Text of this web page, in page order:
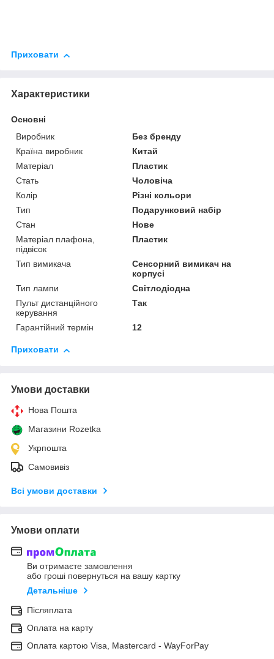
Приховати
Характеристики
Основні
Виробник
Без бренду
Країна виробник
Китай
Матеріал
Пластик
Стать
Чоловіча
Колір
Різні кольори
Тип
Подарунковий набір
Стан
Нове
Матеріал плафона,
підвісок
Пластик
Тип вимикача
Сенсорний вимикач на
корпусі
Тип лампи
Світлодіодна
Пульт дистанційного
керування
Так
Гарантійний термін 12
Приховати
Умови доставки
Нова Пошта
Магазини Rozetka
Укрпошта
Самовивіз
Всі умови доставки
Умови оплати
Ви отримаєте замовлення
або гроші повернуться на вашу картку
Детальніше
Післяплата
Оплата на карту
Оплата картою Visa, Mastercard - WayForPay